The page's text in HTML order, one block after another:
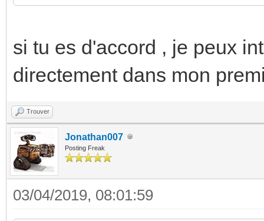
si tu es d'accord , je peux
directement dans mon
Trouver
Jonathan007
Posting Freak
03/04/2019, 08:01:59